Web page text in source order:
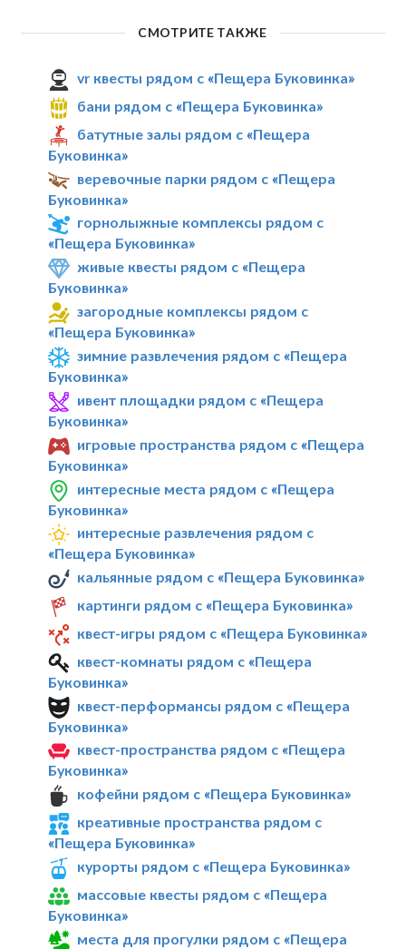
СМОТРИТЕ ТАКЖЕ
vr квесты рядом с «Пещера Буковинка»
бани рядом с «Пещера Буковинка»
батутные залы рядом с «Пещера
Буковинка»
веревочные парки рядом с «Пещера
Буковинка»
горнолыжные комплексы рядом с
«Пещера Буковинка»
живые квесты рядом с «Пещера
Буковинка»
загородные комплексы рядом с
«Пещера Буковинка»
зимние развлечения рядом с «Пещера
Буковинка»
ивент площадки рядом с «Пещера
Буковинка»
игровые пространства рядом с «Пещера
Буковинка»
интересные места рядом с «Пещера
Буковинка»
интересные развлечения рядом с
«Пещера Буковинка»
кальянные рядом с «Пещера Буковинка»
картинги рядом с «Пещера Буковинка»
квест-игры рядом с «Пещера Буковинка»
квест-комнаты рядом с «Пещера
Буковинка»
квест-перформансы рядом с «Пещера
Буковинка»
квест-пространства рядом с «Пещера
Буковинка»
кофейни рядом с «Пещера Буковинка»
креативные пространства рядом с
«Пещера Буковинка»
курорты рядом с «Пещера Буковинка»
массовые квесты рядом с «Пещера
Буковинка»
места для прогулки рядом с «Пещера